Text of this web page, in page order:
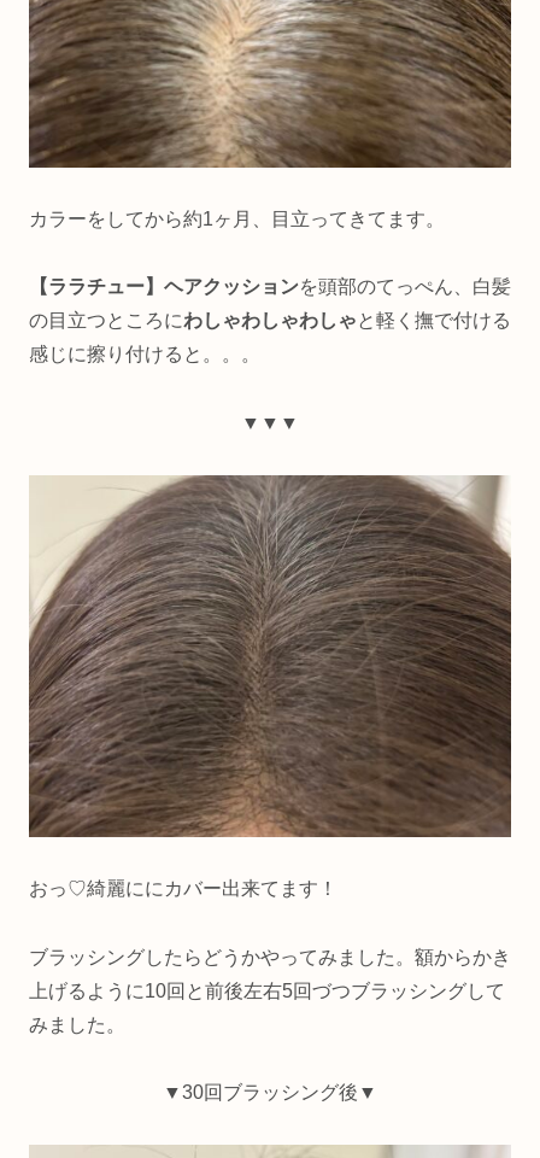
カラーをしてから約1ヶ月、目立ってきてます。
【ララチュー】ヘアクッションを頭部のてっぺん、白髪
の目立つところにわしゃわしゃわしゃと軽く撫で付ける
感じに擦り付けると。。。
▼▼▼
おっ♡綺麗ににカバー出来てます！
ブラッシングしたらどうかやってみました。額からかき
上げるように10回と前後左右5回づつブラッシングして
みました。
▼30回ブラッシング後▼